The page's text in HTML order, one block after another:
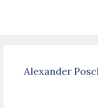
Alexander